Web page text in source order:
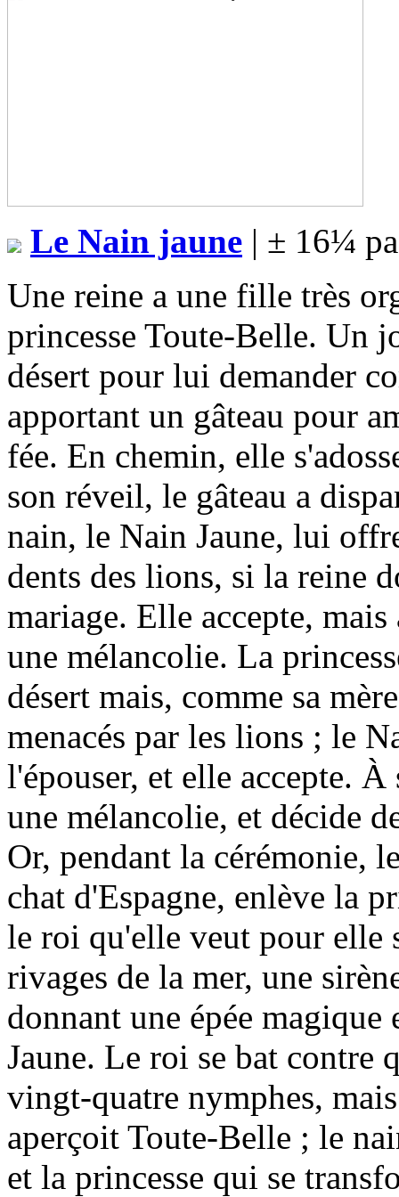
Le Nain jaune | ± 16¼
Une reine a une fille très
princesse Toute-Belle. Un
désert pour lui demander
apportant un gâteau pour
fée. En chemin, elle
son réveil, le gâteau a
nain, le Nain Jaune, lui
dents des lions, si la reine
mariage. Elle accepte,
une mélancolie. La
désert mais, comme sa
menacés par les lions ; le
l'épouser, et elle accepte.
une mélancolie, et décide
Or, pendant la cérémonie,
chat d'Espagne, enlève la
le roi qu'elle veut pour elle
rivages de la mer, une
donnant une épée
Jaune. Le roi se bat contre
vingt-quatre nymphes,
aperçoit Toute-Belle ; le
et la princesse qui se